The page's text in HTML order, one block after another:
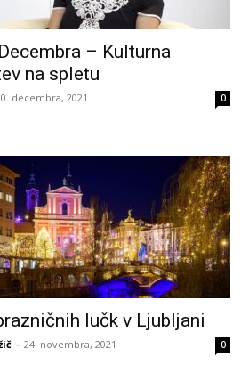
– Kulturna
na spletu
decembra, 2021 0
lučk v Ljubljani
- 24. novembra, 2021 0